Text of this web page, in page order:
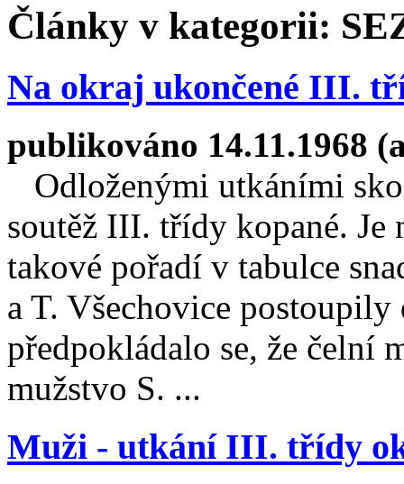
Články v kategorii:
Na okraj ukončené III.
publikováno 14.11.1968
Odloženými utkáními
soutěž III. třídy kopané. Je
takové pořadí v tabulce
a T. Všechovice
předpokládalo se, že čelní
mužstvo S. ...
Muži - utkání III. třídy